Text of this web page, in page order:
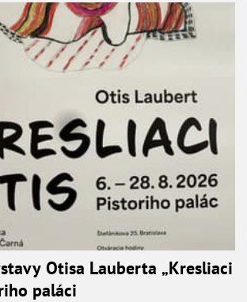
Otisa Lauberta „Kresliaci
paláci